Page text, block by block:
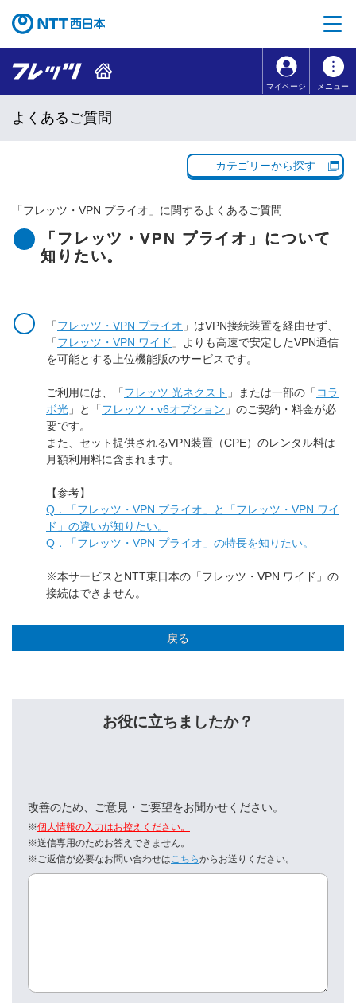
コンテンツのリンクナビゲーションへ移動
マイページ メニュー
よくあるご質問
カテゴリーから探す
「フレッツ・VPN プライオ 」に関するよくあるご質問
「フレッツ・VPN プライオ」について
知りたい。
「フレッツ・VPN プライオ 」はVPN接続装置を経由せず、
「フレッツ・VPN ワイド 」よりも高速で安定したVPN通信
を可能とする上位機能版のサービスです。
ご利用には、「フレッツ 光ネクスト 」または一部の「 コラ
ボ光 」と「フレッツ・v6オプション 」のご契約・料金が必
要です。
また、セット提供されるVPN装置（CPE）のレンタル料は
月額利用料に含まれます。
【参考】
Q．「フレッツ・VPN プライオ」と「フレッツ・VPN ワイ
ド」の違いが知りたい。
Q．「フレッツ・VPN プライオ」の特長を知りたい。
※本サービスとNTT東日本の「フレッツ・VPN ワイド」の
接続はできません。
戻る
お役に立ちましたか？
改善のため、ご意見・ご要望をお聞かせください。
※個人情報の入力はお控えください。
※送信専用のためお答えできません。
※ご返信が必要なお問い合わせはこちらからお送りください。